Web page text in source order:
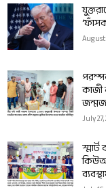
August
July
স্মার্ট